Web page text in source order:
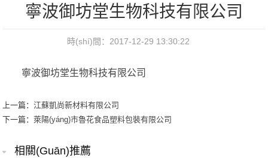
寧波御坊堂生物科技有限公司
時(shí)間：2017-12-29 13:30:22
寧波御坊堂生物科技有限公司
上一篇：江蘇凱尚新材料有限公司
下一篇：萊陽(yáng)市魯花食品塑料包裝有限公司
相關(guān)推薦